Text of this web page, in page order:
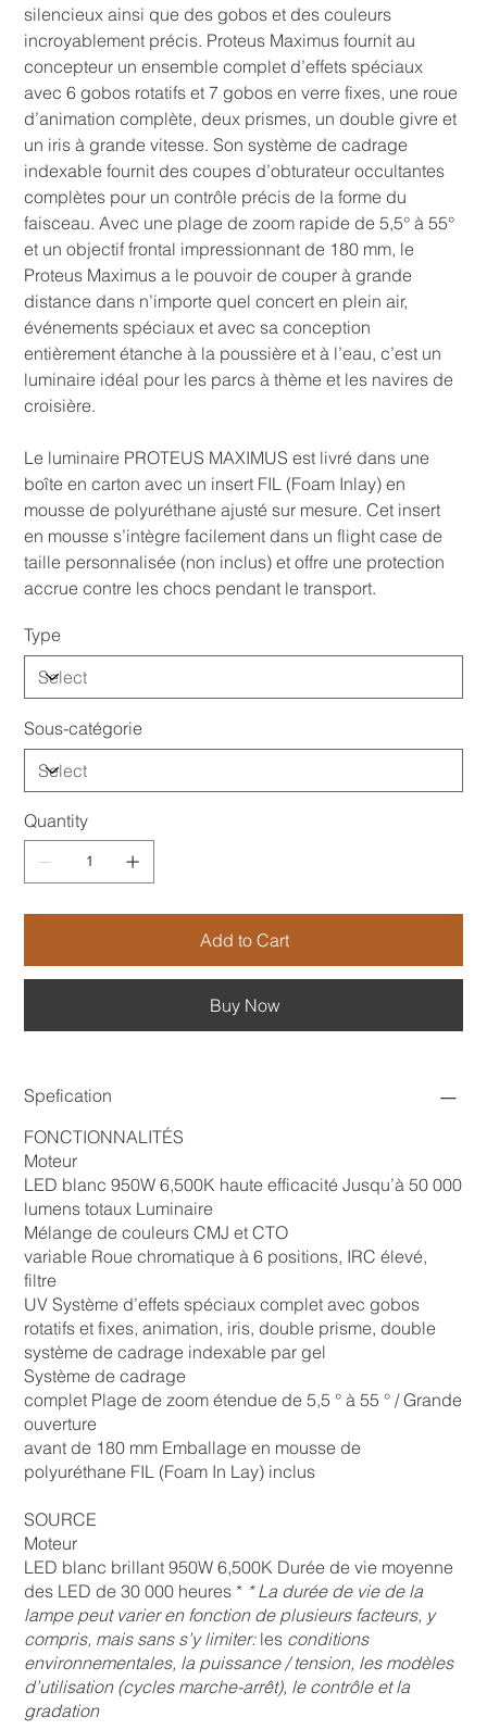
silencieux ainsi que des gobos et des couleurs
incroyablement précis. Proteus Maximus fournit au
concepteur un ensemble complet d’effets spéciaux
avec 6 gobos rotatifs et 7 gobos en verre fixes, une roue
d’animation complète, deux prismes, un double givre et
un iris à grande vitesse. Son système de cadrage
indexable fournit des coupes d’obturateur occultantes
complètes pour un contrôle précis de la forme du
faisceau. Avec une plage de zoom rapide de 5,5° à 55°
et un objectif frontal impressionnant de 180 mm, le
Proteus Maximus a le pouvoir de couper à grande
distance dans n’importe quel concert en plein air,
événements spéciaux et avec sa conception
entièrement étanche à la poussière et à l’eau, c’est un
luminaire idéal pour les parcs à thème et les navires de
croisière.
Le luminaire PROTEUS MAXIMUS est livré dans une
boîte en carton avec un insert FIL (Foam Inlay) en
mousse de polyuréthane ajusté sur mesure. Cet insert
en mousse s’intègre facilement dans un flight case de
taille personnalisée (non inclus) et offre une protection
accrue contre les chocs pendant le transport.
Type
Sous-catégorie
Quantity
Add to Cart
Buy Now
Spefication
FONCTIONNALITÉS
Moteur
LED blanc 950W 6,500K haute efficacité Jusqu’à 50 000
lumens totaux Luminaire
Mélange de couleurs CMJ et CTO
variable Roue chromatique à 6 positions, IRC élevé,
filtre
UV Système d’effets spéciaux complet avec gobos
rotatifs et fixes, animation, iris, double prisme, double
système de cadrage indexable par gel
Système de cadrage
complet Plage de zoom étendue de 5,5 ° à 55 ° / Grande
ouverture
avant de 180 mm Emballage en mousse de
polyuréthane FIL (Foam In Lay) inclus
SOURCE
Moteur
LED blanc brillant 950W 6,500K Durée de vie moyenne
des LED de 30 000 heures * * La durée de vie de la
lampe peut varier en fonction de plusieurs facteurs, y
compris, mais sans s’y limiter:les conditions
environnementales, la puissance / tension, les modèles
d’utilisation (cycles marche-arrêt), le contrôle et la
gradation